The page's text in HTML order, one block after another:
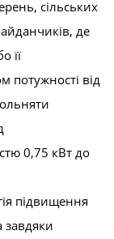
сільських
де
її
потужності від
0,75 кВт до
підвищення
завдяки